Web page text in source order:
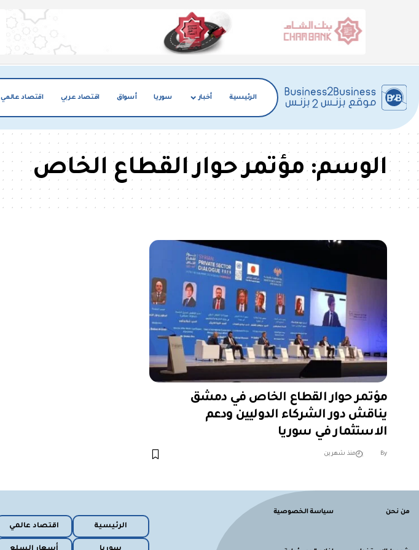
الرئيسية أخبار سوريا أسواق اقتصاد عربي اقتصاد عالمي
الوسم:مؤتمر حوار القطاع الخاص
مؤتمر حوار القطاع الخاص في دمشق
يناقش دور الشركاء الدوليين ودعم
الاستثمار في سوريا
By منذ شهرين
من نحن سياسة الخصوصية
الرئيسية اقتصاد عالمي